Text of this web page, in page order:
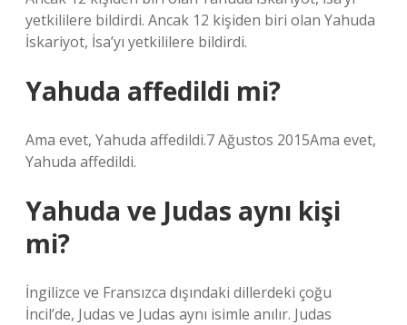
yetkililere bildirdi. Ancak 12 kişiden biri olan Yahuda
İskariyot, İsa’yı yetkililere bildirdi.
Yahuda affedildi mi?
Ama evet, Yahuda affedildi.7 Ağustos 2015Ama evet,
Yahuda affedildi.
Yahuda ve Judas aynı kişi
mi?
İngilizce ve Fransızca dışındaki dillerdeki çoğu
İncil’de, Judas ve Judas aynı isimle anılır. Judas